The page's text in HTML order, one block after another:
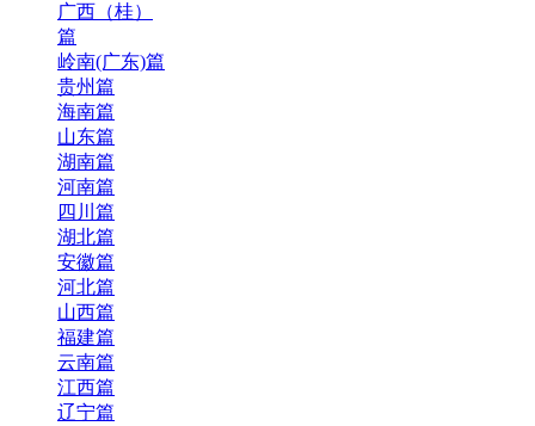
广西（桂）
篇
岭南(广东)篇
贵州篇
海南篇
山东篇
湖南篇
河南篇
四川篇
湖北篇
安徽篇
河北篇
山西篇
福建篇
云南篇
江西篇
辽宁篇